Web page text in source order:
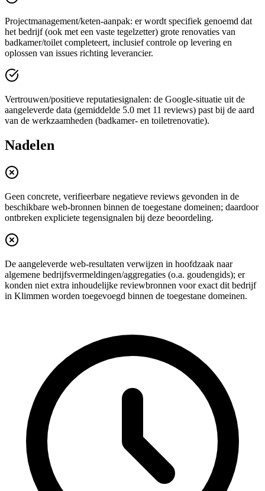
Projectmanagement/keten-aanpak: er wordt specifiek genoemd dat
het bedrijf (ook met een vaste tegelzetter) grote renovaties van
badkamer/toilet completeert, inclusief controle op levering en
oplossen van issues richting leverancier.
Vertrouwen/positieve reputatiesignalen: de Google-situatie uit de
aangeleverde data (gemiddelde 5.0 met 11 reviews) past bij de aard
van de werkzaamheden (badkamer- en toiletrenovatie).
Nadelen
Geen concrete, verifieerbare negatieve reviews gevonden in de
beschikbare web-bronnen binnen de toegestane domeinen; daardoor
ontbreken expliciete tegensignalen bij deze beoordeling.
De aangeleverde web-resultaten verwijzen in hoofdzaak naar
algemene bedrijfsvermeldingen/aggregaties (o.a. goudengids); er
konden niet extra inhoudelijke reviewbronnen voor exact dit bedrijf
in Klimmen worden toegevoegd binnen de toegestane domeinen.